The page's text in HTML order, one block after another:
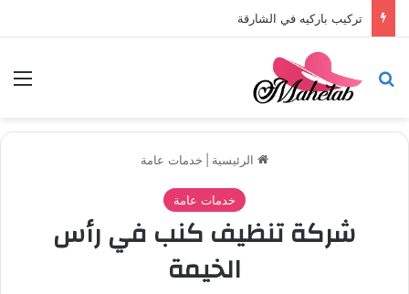
تركيب باركيه في الشارقة
بحث عن
الرئيسية خدمات عامة
خدمات عامة
شركة تنظيف كنب في رأس
الخيمة